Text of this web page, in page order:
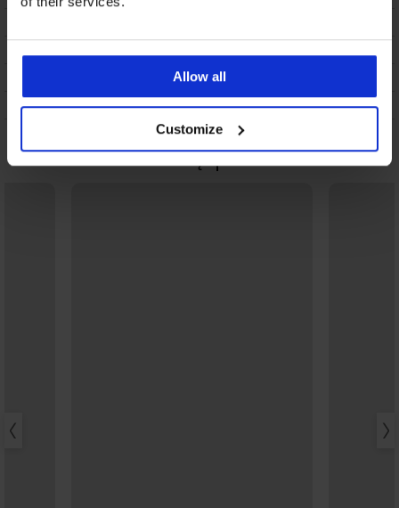
Allow all
Customize
O MARCE
Może Ci się spodobać